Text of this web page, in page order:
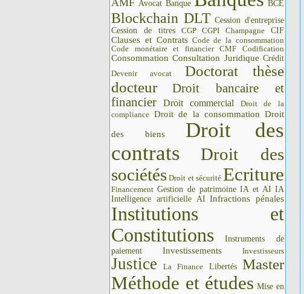
AMF Avocat Banque BCE
Blockchain DLT Cession d'entreprise
Cession de titres
CGP CGPI Champagne CIF
Clauses et Contrats Code de la consommation
Code monétaire et financier CMF
Codification
Consommation Consultation Juridique Crédit
Devenir avocat
Doctorat thèse
docteur
Droit bancaire et
financier
Droit commercial
Droit de la
compliance Droit de la consommation Droit
des biens
Droit des
contrats
Droit des
sociétés Droit et sécurité Ecriture
Financement Gestion de patrimoine IA et AI IA
Intelligence artificielle AI Infractions pénales
Institutions et
Constitutions
Instruments de
paiement
Investissements Investisseurs
Justice La Finance Libertés Master
Méthode et études Mise en